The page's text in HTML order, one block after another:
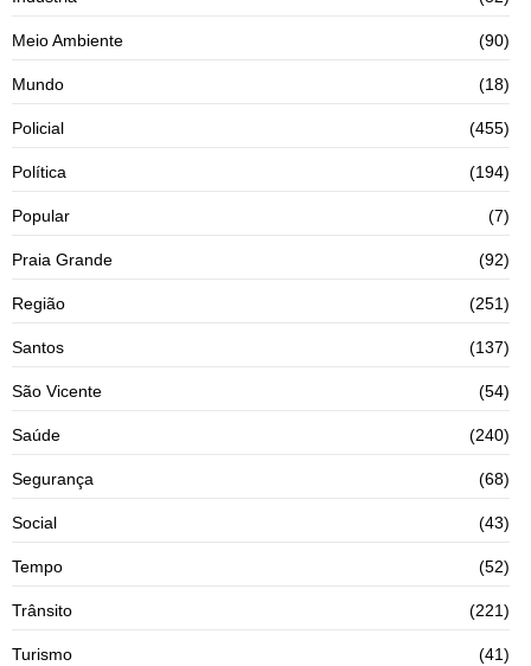
Meio Ambiente (90)
Mundo (18)
Policial (455)
Política (194)
Popular (7)
Praia Grande (92)
Região (251)
Santos (137)
São Vicente (54)
Saúde (240)
Segurança (68)
Social (43)
Tempo (52)
Trânsito (221)
Turismo (41)